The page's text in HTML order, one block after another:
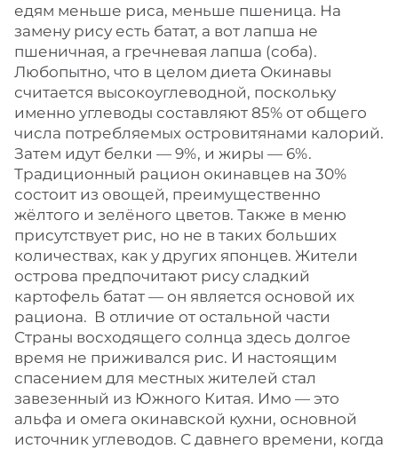
едям меньше риса, меньше пшеница. На
замену рису есть батат, а вот лапша не
пшеничная, а гречневая лапша (соба).
Любопытно, что в целом диета Окинавы
считается высокоуглеводной, поскольку
именно углеводы составляют 85% от общего
числа потребляемых островитянами калорий.
Затем идут белки — 9%, и жиры — 6%.
Традиционный рацион окинавцев на 30%
состоит из овощей, преимущественно
жёлтого и зелёного цветов. Также в меню
присутствует рис, но не в таких больших
количествах, как у других японцев. Жители
острова предпочитают рису сладкий
картофель батат — он является основой их
рациона. В отличие от остальной части
Страны восходящего солнца здесь долгое
время не приживался рис. И настоящим
спасением для местных жителей стал
завезенный из Южного Китая. Имо — это
альфа и омега окинавской кухни, основной
источник углеводов. С давнего времени, когда